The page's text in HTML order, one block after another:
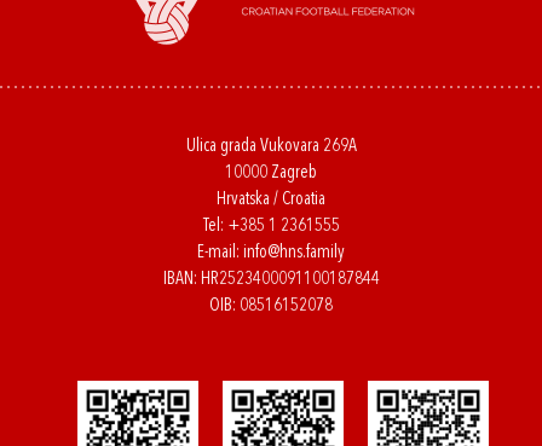
Ulica grada Vukovara 269A
10000 Zagreb
Hrvatska / Croatia
Tel: +385 1 2361555
E-mail: info@hns.family
IBAN: HR2523400091100187844
OIB: 08516152078